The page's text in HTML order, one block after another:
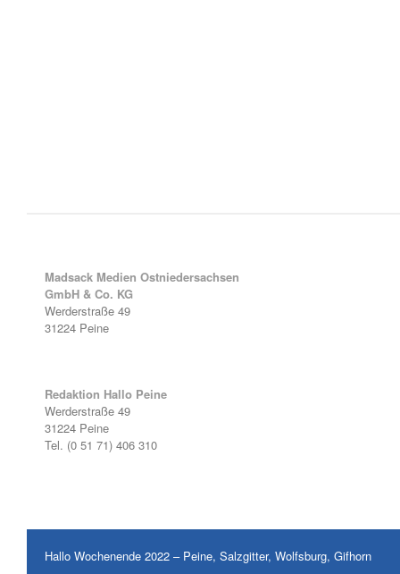
Madsack Medien Ostniedersachsen
GmbH & Co. KG
Werderstraße 49
31224 Peine
Redaktion Hallo Peine
Werderstraße 49
31224 Peine
Tel. (0 51 71) 406 310
Hallo Wochenende 2022 – Peine, Salzgitter, Wolfsburg, Gifhorn